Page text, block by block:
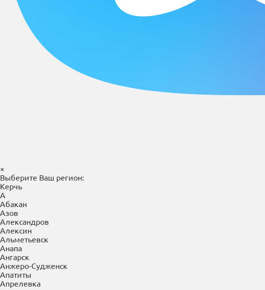
×
Выберите Ваш регион:
Керчь
А
Абакан
Азов
Александров
Алексин
Альметьевск
Анапа
Ангарск
Анжеро-Судженск
Апатиты
Апрелевка